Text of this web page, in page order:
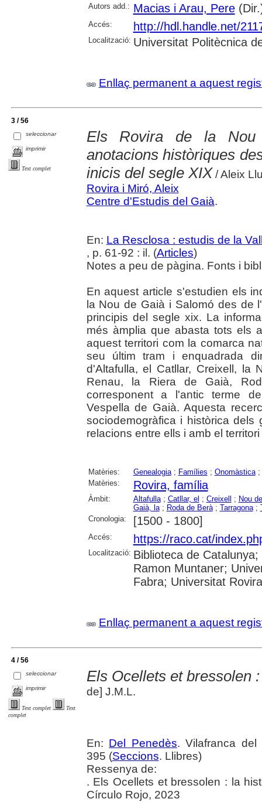
Autors add.: Macias i Arau, Pere
Accés: http://hdl.handle.net/
Localització: Universitat Politècnica
Enllaç permanent a aquest
3 / 56
seleccionar
imprimir
Text complet
Els Rovira de la
anotacions històriques
inicis del segle XIX / Aleix
Rovira i Miró, Aleix
Centre d'Estudis del Gaià.
En: La Resclosa : estudis de la
, p. 61-92 : il. (Articles)
Notes a peu de pàgina. Fonts i
En aquest article s'estudien els
la Nou de Gaià i Salomó des de
principis del segle xix. La
més àmplia que abasta tots els
aquest territori com la comarca
seu últim tram i enquadrada
d'Altafulla, el Catllar, Creixell, la
Renau, la Riera de Gaià,
corresponent a l'antic terme
Vespella de Gaià. Aquesta
sociodemogràfica i històrica
relacions entre ells i amb el
Matèries: Genealogia; Famílies ; Onomàstica;
Matèries:
Rovira, família
Àmbit: Altafulla; Catllar, el ; Creixell ; Nou
Gaià, la; Roda de Berà; Tarragona;
Cronologia:
[1500 - 1800]
Accés: https://raco.cat/
Localització: Biblioteca de
Ramon Muntaner;
Fabra; Universitat
Enllaç permanent a aquest
4 / 56
seleccionar
imprimir
Text complet
Text
complet
Els Ocellets et bressolen
de] J.M.L.
En: Del Penedès. Vilafranca
395 (Seccions. Llibres)
Ressenya de:
. Els Ocellets et bressolen : la
Círculo Rojo, 2023